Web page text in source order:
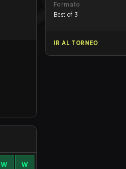
W W
Formato
Best of 3
IR AL TORNEO